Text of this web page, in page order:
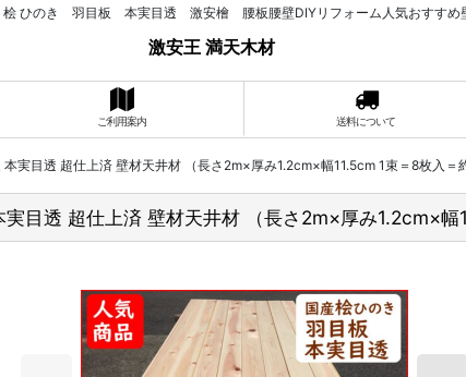
桧 ひのき 羽目板 本実目透 激安檜 腰板腰壁DIYリフォーム人気おすすめ
激安王 満天木材
ご利用案内 送料について
実目透 超仕上済 壁材天井材 （長さ2m×厚み1.2cm×幅11.5cm 1束＝8枚入＝
目透 超仕上済 壁材天井材 （長さ2m×厚み1.2cm×